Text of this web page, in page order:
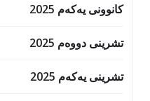
کانوونی یەکەم 2025
تشرینی دووەم 2025
تشرینی یەکەم 2025